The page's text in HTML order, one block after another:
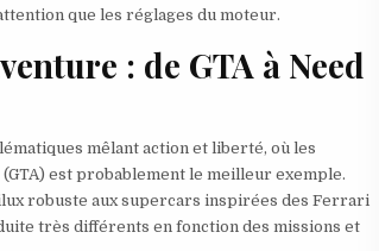
que les réglages du moteur.
: de GTA à Need
mêlant action et liberté, où les
est probablement le meilleur exemple.
robuste aux supercars inspirées des Ferrari
très différents en fonction des missions et